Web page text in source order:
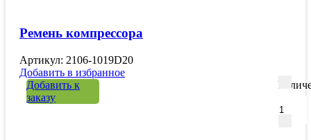
Ремень компрессора
Артикул: 2106-1019D20
Добавить в избранное
Добавить к
заказу